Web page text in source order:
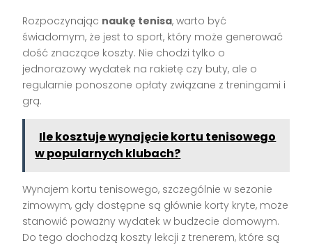
Rozpoczynając naukę tenisa, warto być
świadomym, że jest to sport, który może generować
dość znaczące koszty. Nie chodzi tylko o
jednorazowy wydatek na rakietę czy buty, ale o
regularnie ponoszone opłaty związane z treningami i
grą.
Ile kosztuje wynajęcie kortu tenisowego
w popularnych klubach?
Wynajem kortu tenisowego, szczególnie w sezonie
zimowym, gdy dostępne są głównie korty kryte, może
stanowić poważny wydatek w budżecie domowym.
Do tego dochodzą koszty lekcji z trenerem, które są